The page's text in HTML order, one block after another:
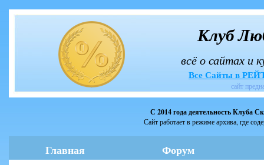
Клуб
всё о сайтах и
Все Сайты в
сайт
С 2014 года деятельность Клуба
Сайт работает в режиме архива, где
Главная Форум